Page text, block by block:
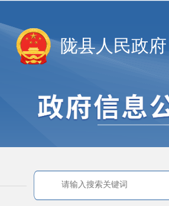
陇县人民政府